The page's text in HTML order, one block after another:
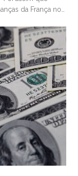
da França nos
moeda — e, ainda
Enquanto o